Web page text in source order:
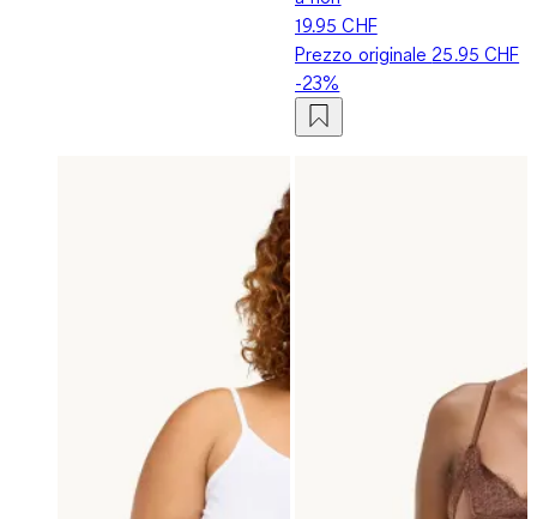
19.95 CHF
Prezzo originale 25.95 CHF
-23%